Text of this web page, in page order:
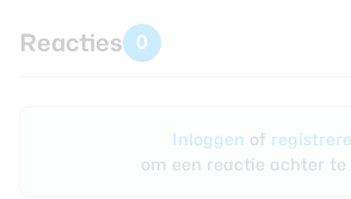
Reacties 0
Inloggen of
om een reactie achter te